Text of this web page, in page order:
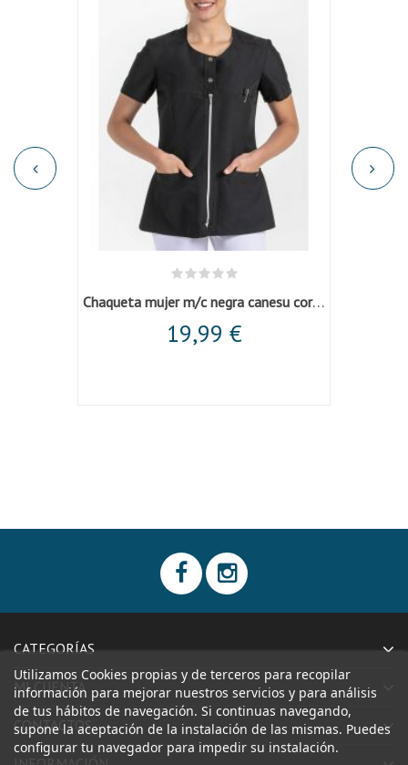
Chaqueta mujer m/c negra canesu corchete
19,99 €
CATEGORÍAS
MI CUENTA
CONTACTOS
Utilizamos Cookies propias y de terceros para recopilar
información para mejorar nuestros servicios y para análisis
de tus hábitos de navegación. Si continuas navegando,
supone la aceptación de la instalación de las mismas. Puedes
configurar tu navegador para impedir su instalación.